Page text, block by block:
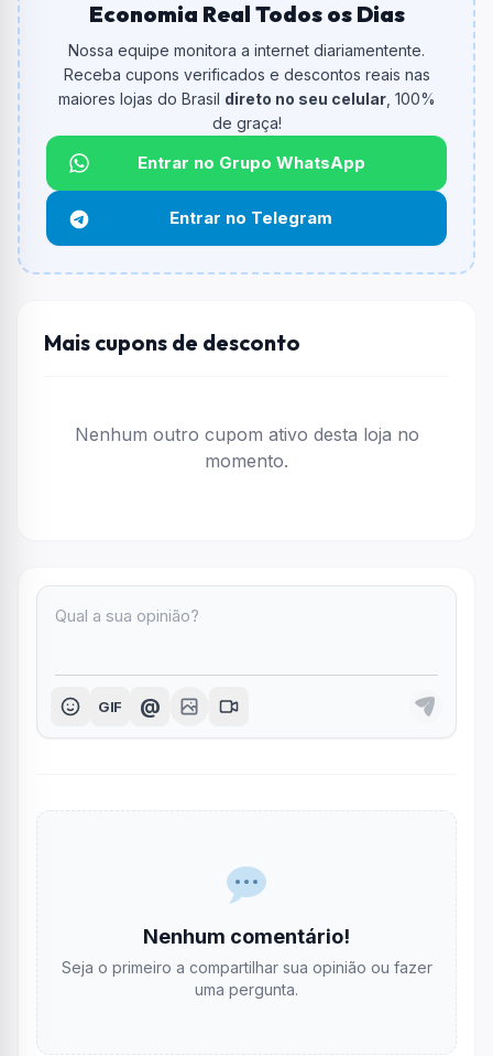
O código éREFORMA3DO3 .
De quanto é o desconto?
25% OFF em compras.
Qual é o valor minimo de compra?
O valor minimo de compra é R$ 99,00.
Qual é o desconto máximo?
Não informado ou sem limite.
Funciona em qualquer produto?
não aceitar cupons.
Economia Real Todos os Dias
Nossa equipe monitora a internet diariamentente.
Receba cupons verificados e descontos reais nas
maiores lojas do Brasil direto no seu celular, 100%
de graça!
Entrar no Grupo WhatsApp
Entrar no Telegram
Mais cupons de desconto
Nenhum outro cupom ativo desta loja no
momento.
GIF @
Nenhum comentário!
Seja o primeiro a compartilhar sua opinião ou fazer
uma pergunta.